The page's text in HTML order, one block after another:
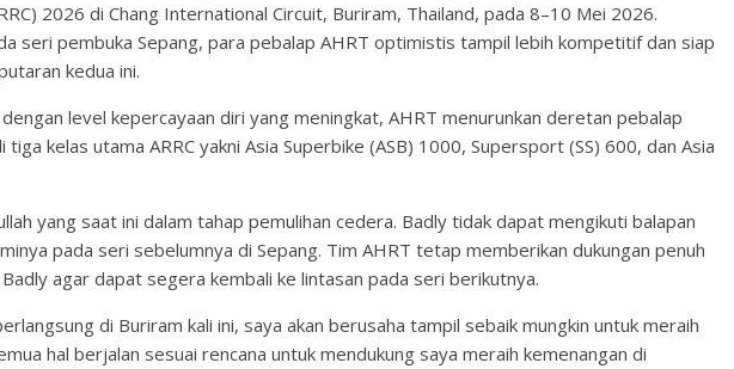
2026 di Chang International Circuit, Buriram, Thailand, pada 8–10 Mei 2026.
seri pembuka Sepang, para pebalap AHRT optimistis tampil lebih kompetitif dan siap
kedua ini.
level kepercayaan diri yang meningkat, AHRT menurunkan deretan pebalap
kelas utama ARRC yakni Asia Superbike (ASB) 1000, Supersport (SS) 600, dan Asia
yang saat ini dalam tahap pemulihan cedera. Badly tidak dapat mengikuti balapan
pada seri sebelumnya di Sepang. Tim AHRT tetap memberikan dukungan penuh
agar dapat segera kembali ke lintasan pada seri berikutnya.
di Buriram kali ini, saya akan berusaha tampil sebaik mungkin untuk meraih
hal berjalan sesuai rencana untuk mendukung saya meraih kemenangan di